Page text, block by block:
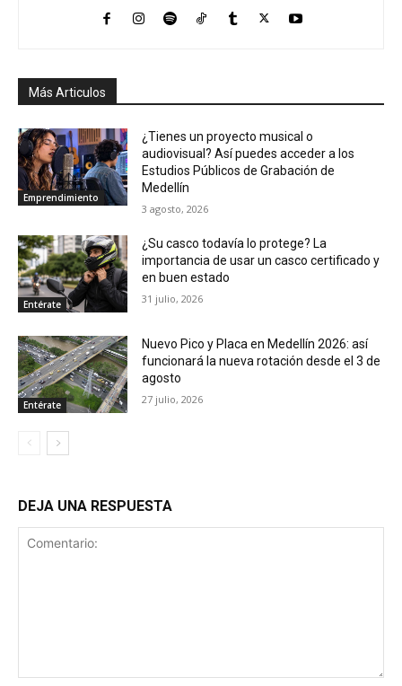
Más Articulos
Emprendimiento
¿Tienes un proyecto musical o
audiovisual? Así puedes acceder a los
Estudios Públicos de Grabación de
Medellín
3 agosto, 2026
Entérate
¿Su casco todavía lo protege? La
importancia de usar un casco certificado y
en buen estado
31 julio, 2026
Entérate
Nuevo Pico y Placa en Medellín 2026: así
funcionará la nueva rotación desde el 3 de
agosto
27 julio, 2026
DEJA UNA RESPUESTA